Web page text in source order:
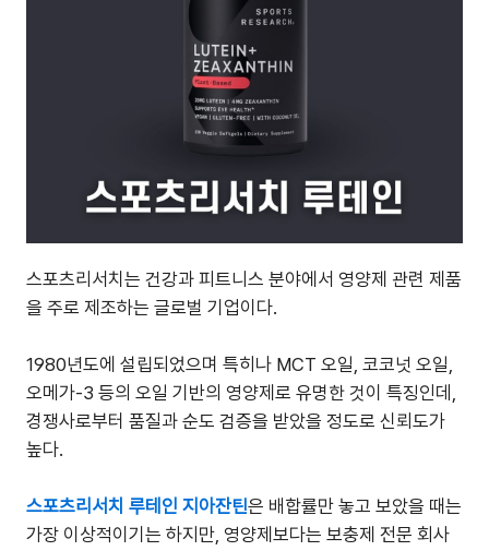
스포츠리서치는 건강과 피트니스 분야에서 영양제 관련 제품
을 주로 제조하는 글로벌 기업이다.
1980년도에 설립되었으며 특히나 MCT 오일, 코코넛 오일,
오메가-3 등의 오일 기반의 영양제로 유명한 것이 특징인데,
경쟁사로부터 품질과 순도 검증을 받았을 정도로 신뢰도가
높다.
스포츠리서치 루테인 지아잔틴은 배합률만 놓고 보았을 때는
가장 이상적이기는 하지만, 영양제보다는 보충제 전문 회사